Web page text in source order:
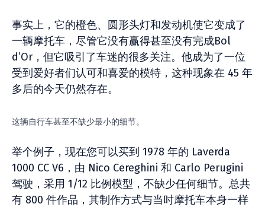
事实上，它的橙色、圆形头灯和发动机使它变成了
一辆摩托车，尽管它没有赢得甚至没有完成Bol
d’Or，但它吸引了车迷的很多关注。他成为了一位
受到爱好者们认可和喜爱的模特，这种现象在 45 年
多后的今天仍然存在。
这辆自行车甚至不缺少最小的细节。
举个例子，现在您可以买到 1978 年的 Laverda
1000 CC V6，由 Nico Cereghini 和 Carlo Perugini
驾驶，采用 1/12 比例模型，不缺少任何细节。总共
有 800 件作品，其制作方式与当时摩托车本身一样